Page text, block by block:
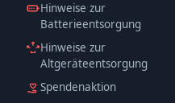
Hinweise zur
Batterieentsorgung
Hinweise zur
Altgeräteentsorgung
Spendenaktion